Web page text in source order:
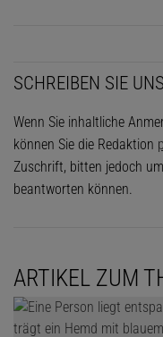
SCHREIBEN SIE
Wenn Sie inhaltliche
können Sie die Redaktion
Zuschrift, bitten jedoch
beantworten können.
ARTIKEL ZUM